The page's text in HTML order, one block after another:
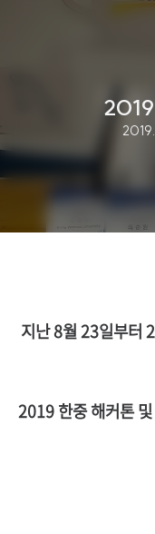
2019
지난 8월 23일부터
2019 한중 해커톤